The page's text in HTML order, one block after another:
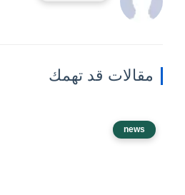
مقالات قد تهمك
news